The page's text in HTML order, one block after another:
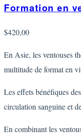
Formation en
$420,00
En Asie, les ventouses
multitude de format en
Les effets bénéfiques
circulation sanguine et
En combinant les